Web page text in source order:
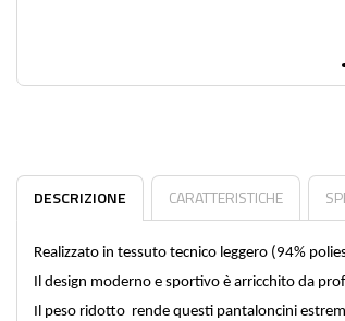
DESCRIZIONE CARATTERISTICHE
Realizzato in tessuto tecnico leggero (94%
Il design moderno e sportivo è arricchito da
Il peso ridotto rende questi pantaloncini